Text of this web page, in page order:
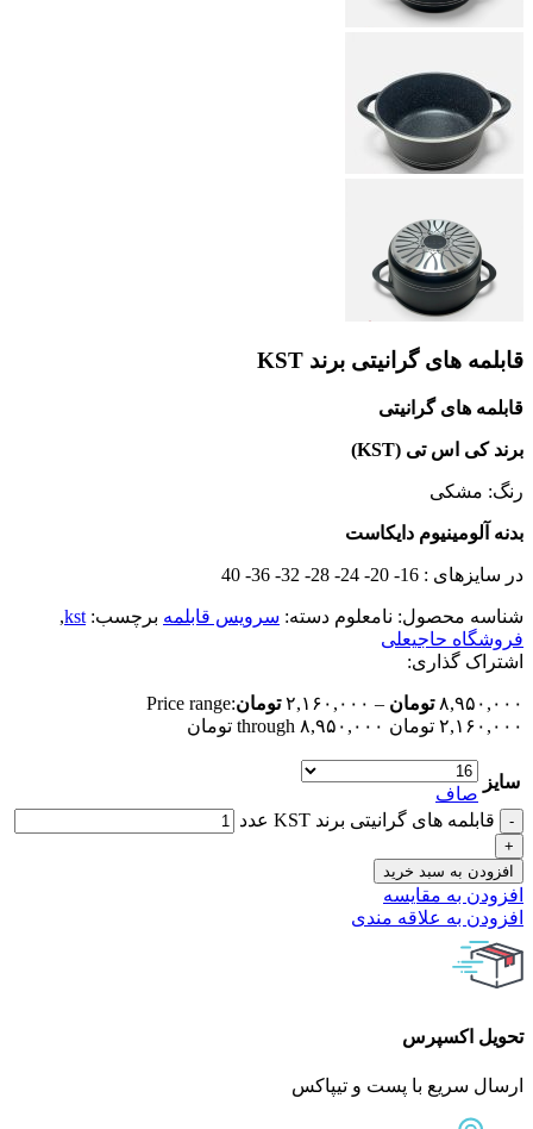
قابلمه های گرانیتی برند KST
قابلمه های گرانیتی
برند کی اس تی (KST)
رنگ: مشکی
بدنه آلومینیوم دایکاست
در سایزهای : 16- 20- 24- 28- 32- 36- 40
شناسه محصول: نامعلوم دسته: سرویس قابلمه برچسب: kst
,
فروشگاه حاجیعلی
اشتراک گذاری:
۸,۹۵۰,۰۰۰ تومان – ۲,۱۶۰,۰۰۰ تومانPrice range:
۲,۱۶۰,۰۰۰ تومان through ۸,۹۵۰,۰۰۰ تومان
سایز
صاف
قابلمه های گرانیتی برند KST عدد
افزودن به سبد خرید
افزودن به مقایسه
افزودن به علاقه مندی
تحویل اکسپرس
ارسال سریع با پست و تیپاکس